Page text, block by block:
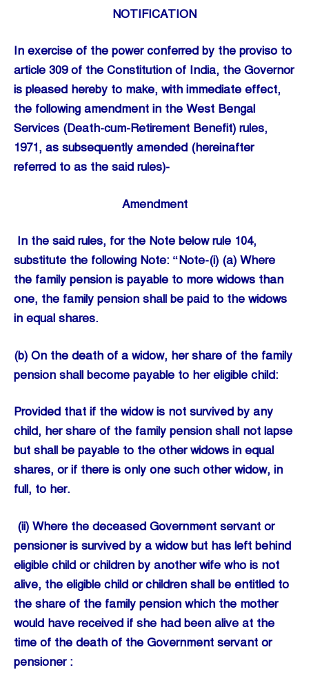
NOTIFICATION
In exercise of the power conferred by the proviso to
article 309 of the Constitution of India, the Governor
is pleased hereby to make, with immediate effect,
the following amendment in the West Bengal
Services (Death-cum-Retirement Benefit) rules,
1971, as subsequently amended (hereinafter
referred to as the said rules)-
Amendment
In the said rules, for the Note below rule 104,
substitute the following Note: “Note-(i) (a) Where
the family pension is payable to more widows than
one, the family pension shall be paid to the widows
in equal shares.
(b) On the death of a widow, her share of the family
pension shall become payable to her eligible child:
Provided that if the widow is not survived by any
child, her share of the family pension shall not lapse
but shall be payable to the other widows in equal
shares, or if there is only one such other widow, in
full, to her.
(ii) Where the deceased Government servant or
pensioner is survived by a widow but has left behind
eligible child or children by another wife who is not
alive, the eligible child or children shall be entitled to
the share of the family pension which the mother
would have received if she had been alive at the
time of the death of the Government servant or
pensioner :